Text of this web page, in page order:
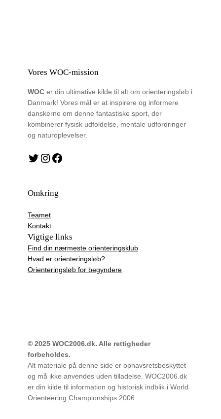
Vores WOC-mission
WOC er din ultimative kilde til alt om orienteringsløb i
Danmark! Vores mål er at inspirere og informere
danskerne om denne fantastiske sport, der
kombinerer fysisk udfoldelse, mentale udfordringer
og naturoplevelser.
Twitter Instagram Facebook
Omkring
Teamet
Kontakt
Vigtige links
Find din nærmeste orienteringsklub
Hvad er orienteringsløb?
Orienteringsløb for begyndere
© 2025 WOC2006.dk. Alle rettigheder
forbeholdes.
Alt materiale på denne side er ophavsretsbeskyttet
og må ikke anvendes uden tilladelse. WOC2006.dk
er din kilde til information og historisk indblik i World
Orienteering Championships 2006.